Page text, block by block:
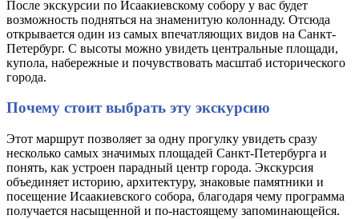
После экскурсии по Исаакиевскому собору у вас будет
возможность подняться на знаменитую колоннаду. Отсюда
открывается один из самых впечатляющих видов на Санкт-
Петербург. С высоты можно увидеть центральные площади,
купола, набережные и почувствовать масштаб исторического
города.
Почему стоит выбрать эту экскурсию
Этот маршрут позволяет за одну прогулку увидеть сразу
несколько самых значимых площадей Санкт-Петербурга и
понять, как устроен парадный центр города. Экскурсия
объединяет историю, архитектуру, знаковые памятники и
посещение Исаакиевского собора, благодаря чему программа
получается насыщенной и по-настоящему запоминающейся.